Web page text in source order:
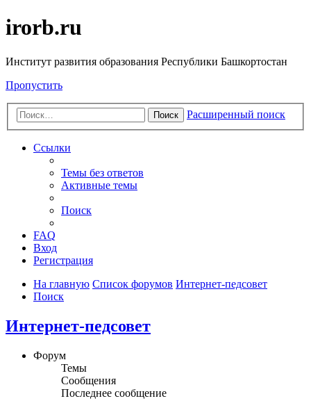
irorb.ru
Институт развития образования Республики Башкортостан
Пропустить
Поиск Расширенный поиск
Ссылки
Темы без ответов
Активные темы
Поиск
FAQ
Вход
Регистрация
На главную Список форумов Интернет-педсовет
Поиск
Интернет-педсовет
Форум
Темы
Сообщения
Последнее сообщение